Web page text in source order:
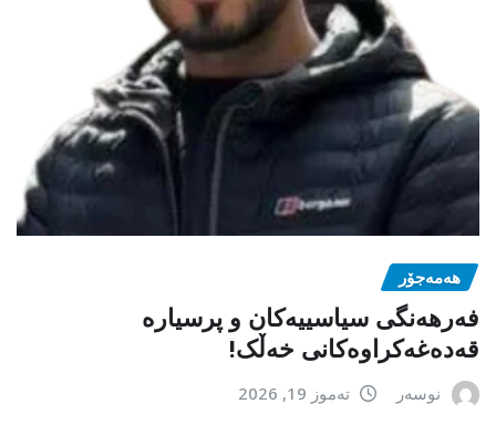
هەمەجۆر
فەرهەنگی سیاسییەکان و پرسیارە
قەدەغەکراوەکانی خەڵک!
نوسەر تەموز 19, 2026